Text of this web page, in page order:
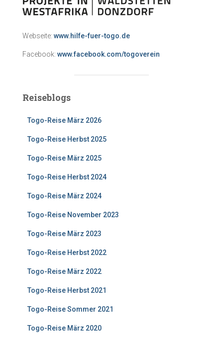
Webseite: www.hilfe-fuer-togo.de
Facebook: www.facebook.com/togoverein
Reiseblogs
Togo-Reise März 2026
Togo-Reise Herbst 2025
Togo-Reise März 2025
Togo-Reise Herbst 2024
Togo-Reise März 2024
Togo-Reise November 2023
Togo-Reise März 2023
Togo-Reise Herbst 2022
Togo-Reise März 2022
Togo-Reise Herbst 2021
Togo-Reise Sommer 2021
Togo-Reise März 2020